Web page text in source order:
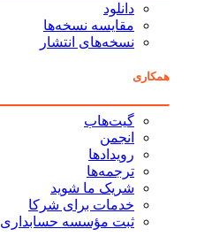
دانلود
مقایسه نسخه‌ها
نسخه‌های انتشار
همکاری
گیت‌هاب
انجمن
رویدادها
ترجمه‌ها
شریک ما شوید
خدمات برای شرکا
ثبت مؤسسه حسابداری